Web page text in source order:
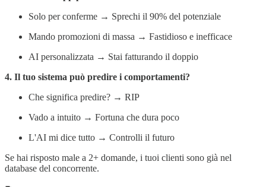
Solo per conferme → Sprechi il 90% del potenziale
Mando promozioni di massa → Fastidioso e inefficace
AI personalizzata → Stai fatturando il doppio
4. Il tuo sistema può predire i comportamenti?
Che significa predire? → RIP
Vado a intuito → Fortuna che dura poco
L'AI mi dice tutto → Controlli il futuro
Se hai risposto male a 2+ domande, i tuoi clienti sono già nel
database del concorrente.